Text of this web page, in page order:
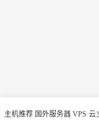
主机推荐 国外服务器 VPS·云